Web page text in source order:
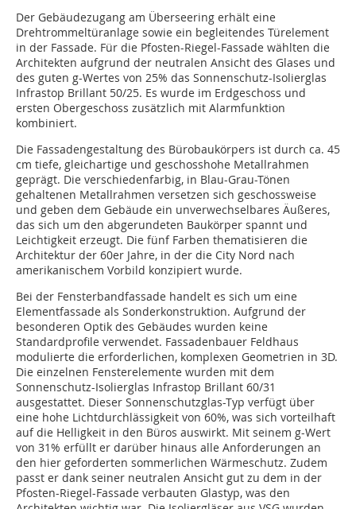
Der Gebäudezugang am Überseering erhält eine
Drehtrommeltüranlage sowie ein begleitendes Türelement
in der Fassade. Für die Pfosten-Riegel-Fassade wählten die
Architekten aufgrund der neutralen Ansicht des Glases und
des guten g-Wertes von 25% das Sonnenschutz-Isolierglas
Infrastop Brillant 50/25. Es wurde im Erdgeschoss und
ersten Obergeschoss zusätzlich mit Alarmfunktion
kombiniert.
Die Fassadengestaltung des Bürobaukörpers ist durch ca. 45
cm tiefe, gleichartige und geschosshohe Metallrahmen
geprägt. Die verschiedenfarbig, in Blau-Grau-Tönen
gehaltenen Metallrahmen versetzen sich geschossweise
und geben dem Gebäude ein unverwechselbares Äußeres,
das sich um den abgerundeten Baukörper spannt und
Leichtigkeit erzeugt. Die fünf Farben thematisieren die
Architektur der 60er Jahre, in der die City Nord nach
amerikanischem Vorbild konzipiert wurde.
Bei der Fensterbandfassade handelt es sich um eine
Elementfassade als Sonderkonstruktion. Aufgrund der
besonderen Optik des Gebäudes wurden keine
Standardprofile verwendet. Fassadenbauer Feldhaus
modulierte die erforderlichen, komplexen Geometrien in 3D.
Die einzelnen Fensterelemente wurden mit dem
Sonnenschutz-Isolierglas Infrastop Brillant 60/31
ausgestattet. Dieser Sonnenschutzglas-Typ verfügt über
eine hohe Lichtdurchlässigkeit von 60%, was sich vorteilhaft
auf die Helligkeit in den Büros auswirkt. Mit seinem g-Wert
von 31% erfüllt er darüber hinaus alle Anforderungen an
den hier geforderten sommerlichen Wärmeschutz. Zudem
passt er dank seiner neutralen Ansicht gut zu dem in der
Pfosten-Riegel-Fassade verbauten Glastyp, was den